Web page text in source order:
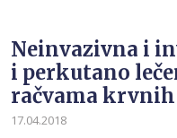
Neinvazivna i
i perkutano
račvama krvnih
17.04.2018